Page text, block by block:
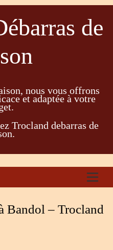
de
nous vous offrons
et adaptée à votre
Trocland debarras de
Bandol – Trocland